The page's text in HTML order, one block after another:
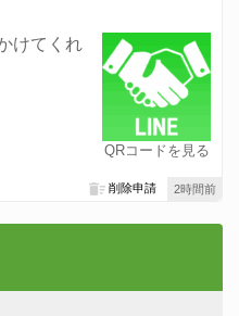
QRコードを見る
けてくれ
2時間前
削除申請